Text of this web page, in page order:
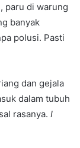
paru di warung
banyak
polusi. Pasti
dan gejala
dalam tubuh
rasanya. I